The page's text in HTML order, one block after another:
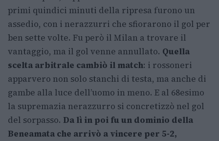
primi quindici minuti della ripresa furono un
assedio, con i nerazzurri che sfiorarono il gol per
ben sette volte. Fu però il Milan a trovare il
vantaggio, ma il gol venne annullato. Quella
scelta arbitrale cambiò il match: i rossoneri
apparvero non solo stanchi di testa, ma anche di
gambe alla luce dell’uomo in meno. E al 68esimo
la supremazia nerazzurro si concretizzò nel gol
del sorpasso. Da lì in poi fu un dominio della
Beneamata che arrivò a vincere per 5-2,